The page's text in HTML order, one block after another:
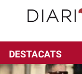
DESTACATS